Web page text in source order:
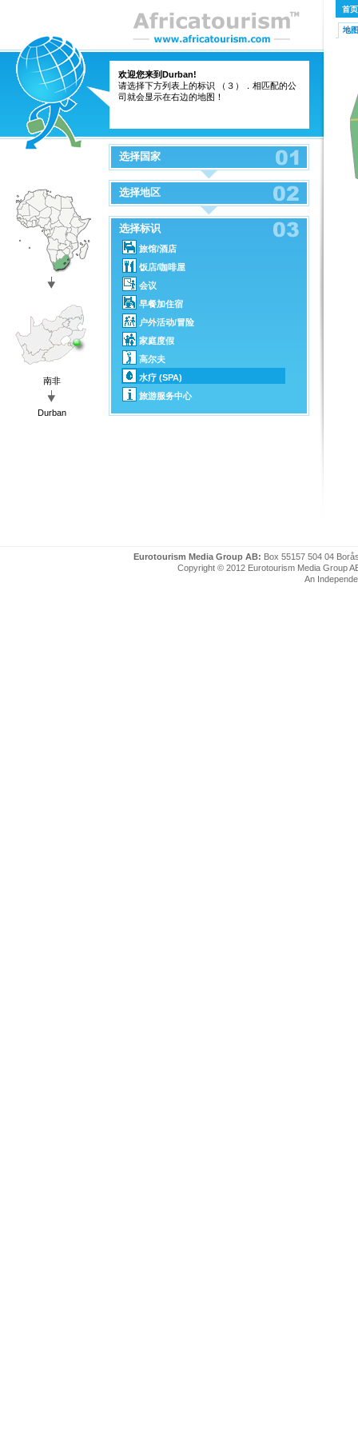
欢迎您来到Durban!
请选择下方列表上的标识 （３）．相匹配的公
司就会显示在右边的地图！
南非
Durban
选择国家
选择地区
选择标识
旅馆/酒店
饭店/咖啡屋
会议
早餐加住宿
户外活动/冒险
家庭度假
高尔夫
水疗 (SPA)
旅游服务中心
首页
地图
Eurotourism Media Group AB: Box 55157 504 04
Copyright © 2012 Eurotourism Media Group
An